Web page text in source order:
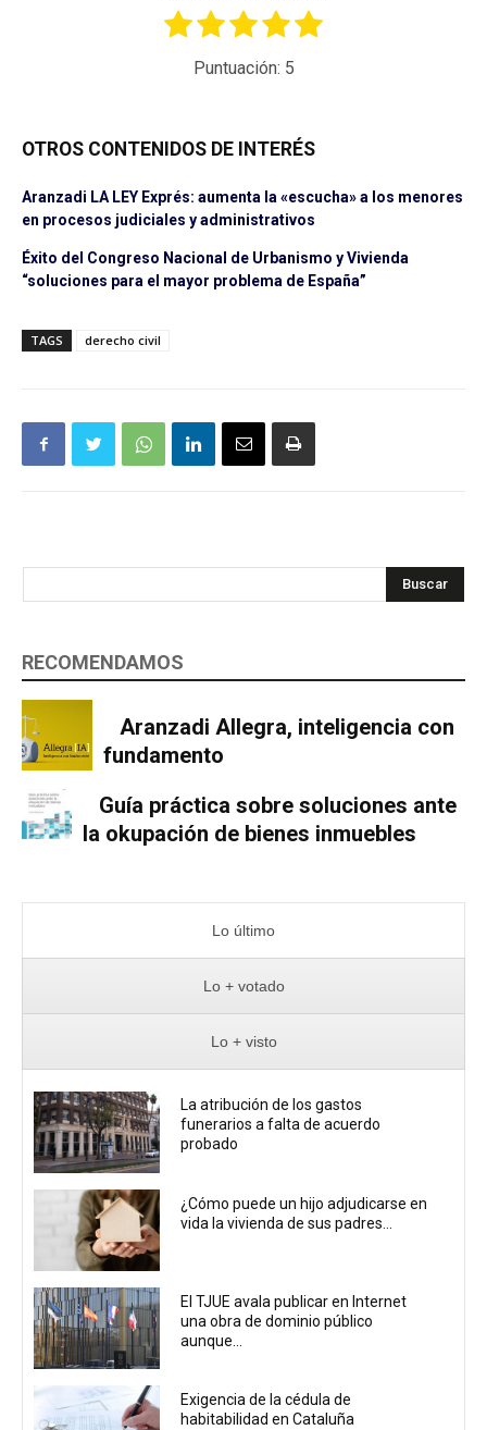
Puntuación: 5
OTROS CONTENIDOS DE INTERÉS
Aranzadi LA LEY Exprés: aumenta la «escucha» a los menores
en procesos judiciales y administrativos
Éxito del Congreso Nacional de Urbanismo y Vivienda
“soluciones para el mayor problema de España”
TAGS derecho civil
Buscar
RECOMENDAMOS
Aranzadi Allegra, inteligencia con
fundamento
Guía práctica sobre soluciones ante
la okupación de bienes inmuebles
Lo último
Lo + votado
Lo + visto
La atribución de los gastos
funerarios a falta de acuerdo
probado
¿Cómo puede un hijo adjudicarse en
vida la vivienda de sus padres...
El TJUE avala publicar en Internet
una obra de dominio público
aunque...
Exigencia de la cédula de
habitabilidad en Cataluña